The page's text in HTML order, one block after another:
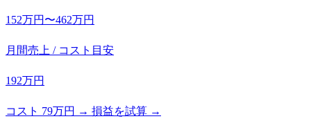
152万円〜462万円
月間売上 / コスト目安
192万円
コスト 79万円 → 損益を試算 →